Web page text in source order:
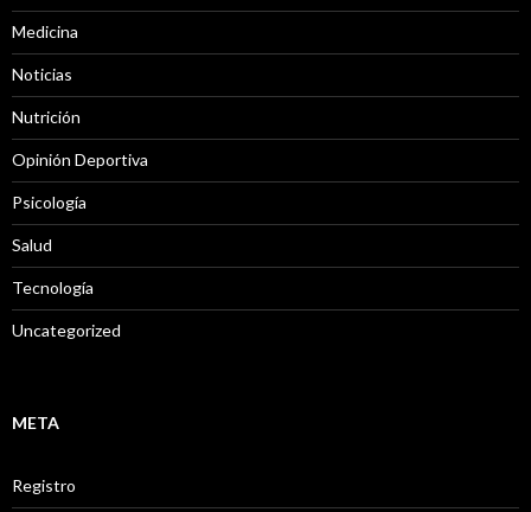
Medicina
Noticias
Nutrición
Opinión Deportiva
Psicología
Salud
Tecnología
Uncategorized
META
Registro